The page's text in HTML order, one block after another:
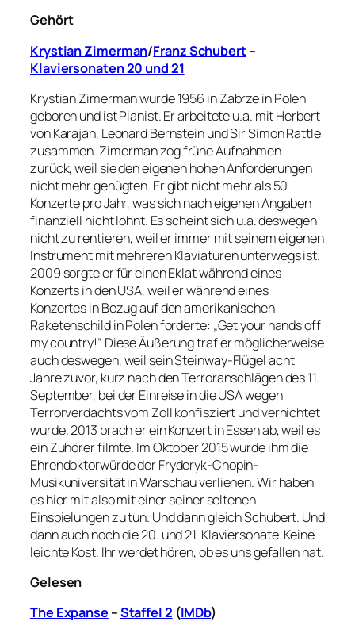
Gehört
Krystian Zimerman/Franz Schubert–
Klaviersonaten 20 und 21
Krystian Zimerman wurde 1956 in Zabrze in Polen
geboren und ist Pianist. Er arbeitete u.a. mit Herbert
von Karajan, Leonard Bernstein und Sir Simon Rattle
zusammen. Zimerman zog frühe Aufnahmen
zurück, weil sie den eigenen hohen Anforderungen
nicht mehr genügten. Er gibt nicht mehr als 50
Konzerte pro Jahr, was sich nach eigenen Angaben
finanziell nicht lohnt. Es scheint sich u.a. deswegen
nicht zu rentieren, weil er immer mit seinem eigenen
Instrument mit mehreren Klaviaturen unterwegs ist.
2009 sorgte er für einen Eklat während eines
Konzerts in den USA, weil er während eines
Konzertes in Bezug auf den amerikanischen
Raketenschild in Polen forderte: „Get your hands off
my country!“ Diese Äußerung traf er möglicherweise
auch deswegen, weil sein Steinway-Flügel acht
Jahre zuvor, kurz nach den Terroranschlägen des 11.
September, bei der Einreise in die USA wegen
Terrorverdachts vom Zoll konfisziert und vernichtet
wurde. 2013 brach er ein Konzert in Essen ab, weil es
ein Zuhörer filmte. Im Oktober 2015 wurde ihm die
Ehrendoktorwürde der Fryderyk-Chopin-
Musikuniversität in Warschau verliehen. Wir haben
es hier mit also mit einer seiner seltenen
Einspielungen zu tun. Und dann gleich Schubert. Und
dann auch noch die 20. und 21. Klaviersonate. Keine
leichte Kost. Ihr werdet hören, ob es uns gefallen hat.
Gelesen
The Expanse –Staffel 2 (IMDb)